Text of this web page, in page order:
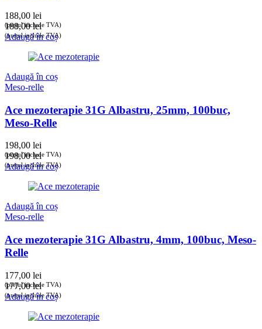
188,00 lei
(prețul include TVA)
188,00lei
(prețul include TVA)
Adaugă în coș
Adaugă în coș
Meso-relle
Ace mezoterapie 31G Albastru, 25mm, 100buc,
Meso-Relle
198,00 lei
(prețul include TVA)
198,00lei
(prețul include TVA)
Adaugă în coș
Adaugă în coș
Meso-relle
Ace mezoterapie 31G Albastru, 4mm, 100buc, Meso-
Relle
177,00 lei
(prețul include TVA)
177,00lei
(prețul include TVA)
Adaugă în coș